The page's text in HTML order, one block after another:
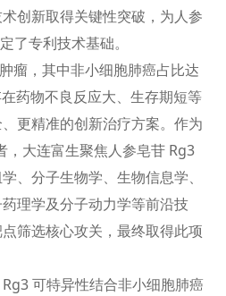
创新取得关键性突破，为人参
了专利技术基础。
，其中非小细胞肺癌占比达
药物不良反应大、生存期短等
更精准的创新治疗方案。作为
，大连富生聚焦人参皂苷 Rg3
、分子生物学、生物信息学、
理学及分子动力学等前沿技
筛选核心攻关，最终取得此项
可特异性结合非小细胞肺癌